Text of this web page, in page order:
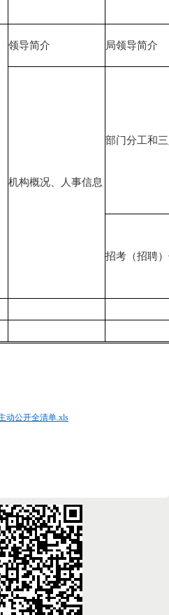
领导简介 局领导简介
机构概况、人事信息
部门分工和
招考（招聘
动公开全清单.xls